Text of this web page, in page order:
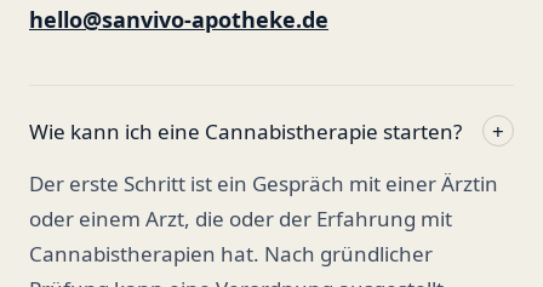
hello@sanvivo-apotheke.de
Wie kann ich eine Cannabistherapie starten?
+
Der erste Schritt ist ein Gespräch mit einer Ärztin
oder einem Arzt, die oder der Erfahrung mit
Cannabistherapien hat. Nach gründlicher